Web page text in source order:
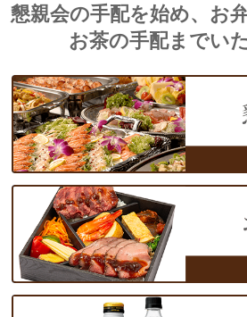
懇親会の手配を始め、お
お茶の手配までい